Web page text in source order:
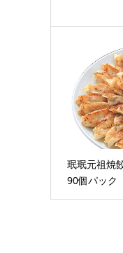
珉珉元祖焼
90個パック